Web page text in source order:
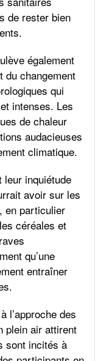
de rester bien
également
du changement
qui
intenses. Les
de chaleur
audacieuses
climatique.
leur inquiétude
avoir sur les
en particulier
céréales et
qu’une
entraîner
l’approche des
plein air attirent
sont incités à